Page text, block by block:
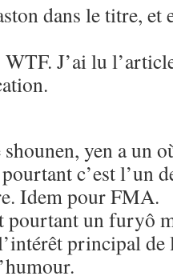
dans le titre, et
J’ai lu
yen a un
c’est l’un
Idem pour FMA.
pourtant un furyô
principal de